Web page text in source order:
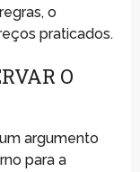
o
praticados.
O
argumento
para a